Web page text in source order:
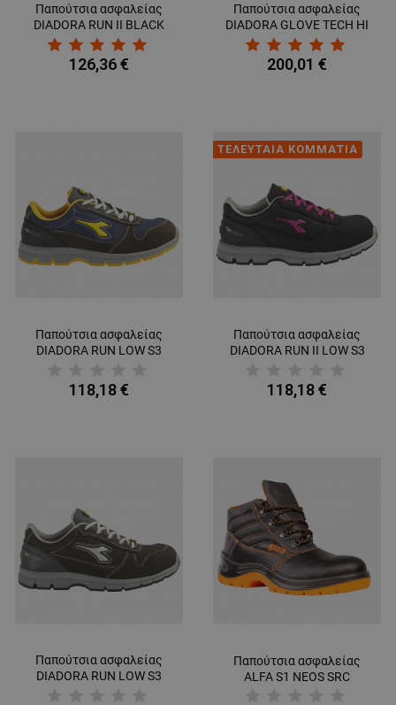
Παπούτσια ασφαλείας
DIADORA RUN II BLACK
HI S3 SRC ESD
126,36 €
Παπούτσια ασφαλείας
DIADORA GLOVE TECH HI
PRO S3 SRA HRO ESD
200,01 €
Παπούτσια ασφαλείας
DIADORA RUN LOW S3
118,18 €
ΤΕΛΕΥΤΑΙΑ ΚΟΜΜΑΤΙΑ
Παπούτσια ασφαλείας
DIADORA RUN II LOW S3
118,18 €
Παπούτσια ασφαλείας
DIADORA RUN LOW S3
Παπούτσια ασφαλείας
ALFA S1 NEOS SRC